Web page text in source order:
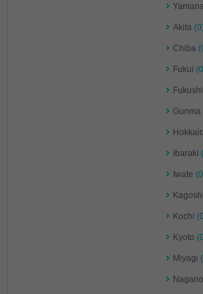
Akita
Chiba
Fukui
Gunma
Ibaraki
Iwate
Kochi
Kyoto
Miyagi
Nagano